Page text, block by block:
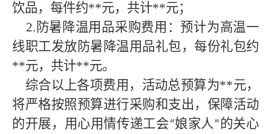
饮品，每件约**元，共计**元；
2.防暑降温用品采购费用：预计为高温一
线职工发放防暑降温用品礼包，每份礼包约
**元，共计**元。
综合以上各项费用，活动总预算为**元，
将严格按照预算进行采购和支出，保障活动
的开展，用心用情传递工会“娘家人”的关心